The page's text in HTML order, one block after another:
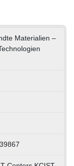
Materialien –